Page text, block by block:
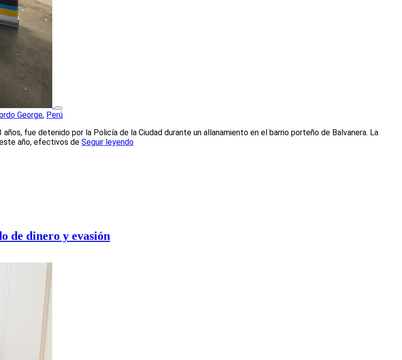
George, Perú
fue detenido por la Policía de la Ciudad durante un allanamiento en el barrio porteño de Balvanera. La
año, efectivos de Seguir leyendo
de dinero y evasión